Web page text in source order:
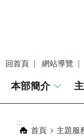
回首頁 網站導覽
本部簡介
:::
首頁
主題服